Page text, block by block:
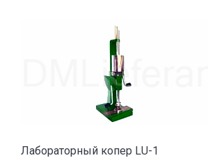
Лабораторный копер LU-1